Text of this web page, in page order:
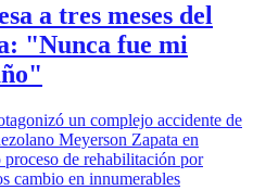
a tres meses del
"Nunca fue mi
un complejo accidente de
Meyerson Zapata en
de rehabilitación por
cambio en innumerables